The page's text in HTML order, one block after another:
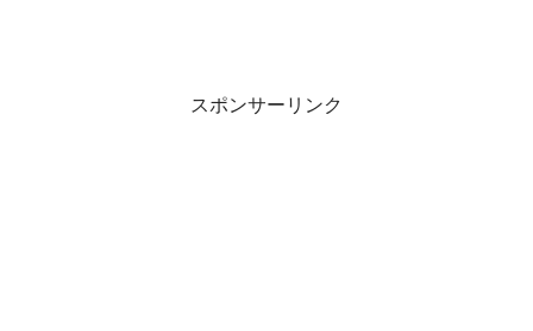
スポンサーリンク